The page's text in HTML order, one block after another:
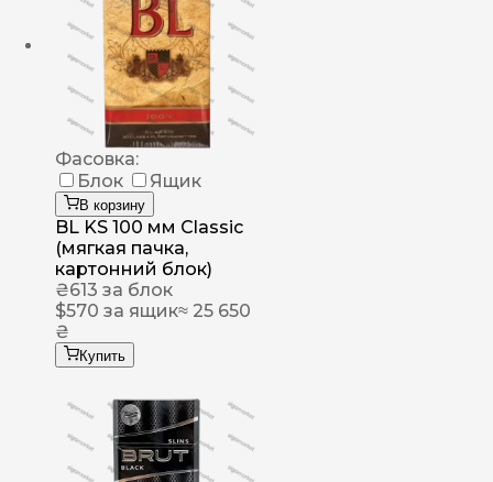
Фасовка:
Блок
Ящик
В корзину
BL KS 100 мм Classic
(мягкая пачка,
картонний блок)
₴613 за блок
$570 за ящик≈ 25 650
₴
Купить